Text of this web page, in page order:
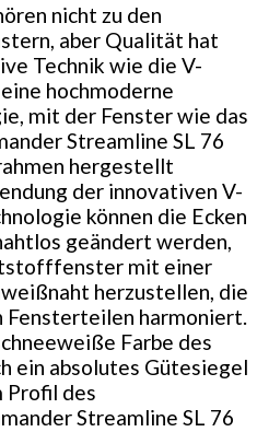
nicht zu den
aber Qualität hat
Technik wie die V-
hochmoderne
mit der Fenster wie das
Streamline SL 76
hergestellt
der innovativen V-
können die Ecken
geändert werden,
mit einer
herzustellen, die
harmoniert.
Farbe des
ein absolutes Gütesiegel
Profil des
Streamline SL 76